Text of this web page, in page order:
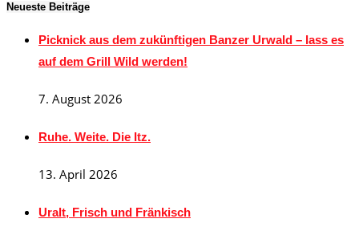
Neueste Beiträge
Picknick aus dem zukünftigen Banzer Urwald – lass es
auf dem Grill Wild werden!
7. August 2026
Ruhe. Weite. Die Itz.
13. April 2026
Uralt, Frisch und Fränkisch